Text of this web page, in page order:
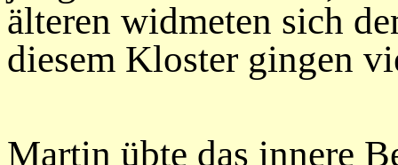
älteren widmeten sich
diesem Kloster gingen
Martin übte das innere